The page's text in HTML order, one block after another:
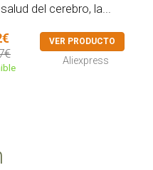
del cerebro, la...
VER PRODUCTO
Aliexpress